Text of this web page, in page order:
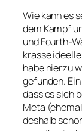
Wie kann es
dem Kampf
und Fourth-
krasse
habe hierzu
gefunden.
dass es sich
Meta
deshalb